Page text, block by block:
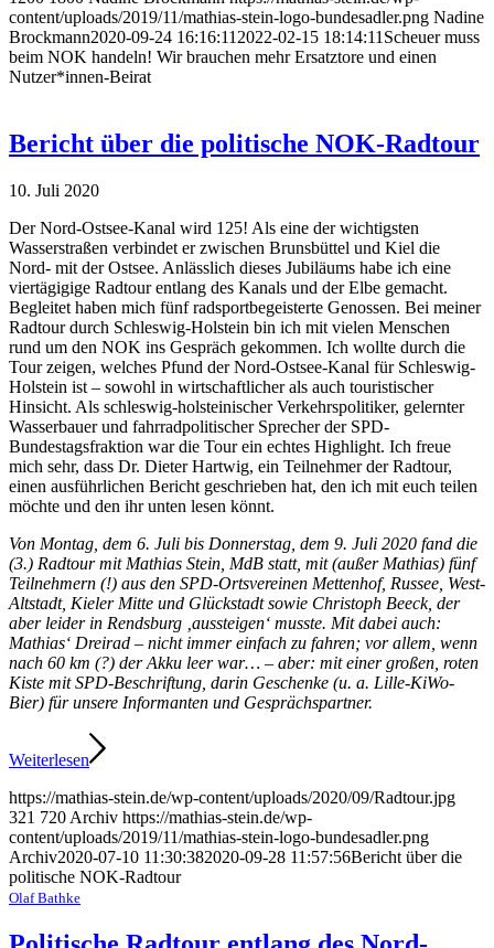
content/uploads/2019/11/mathias-stein-logo-bundesadler.png Nadine
Brockmann2020-09-24 16:16:112022-02-15 18:14:11Scheuer muss
beim NOK handeln! Wir brauchen mehr Ersatztore und einen
Nutzer*innen-Beirat
Bericht über die politische NOK-Radtour
10. Juli 2020
Der Nord-Ostsee-Kanal wird 125! Als eine der wichtigsten
Wasserstraßen verbindet er zwischen Brunsbüttel und Kiel die
Nord- mit der Ostsee. Anlässlich dieses Jubiläums habe ich eine
viertägigige Radtour entlang des Kanals und der Elbe gemacht.
Begleitet haben mich fünf radsportbegeisterte Genossen. Bei meiner
Radtour durch Schleswig-Holstein bin ich mit vielen Menschen
rund um den NOK ins Gespräch gekommen. Ich wollte durch die
Tour zeigen, welches Pfund der Nord-Ostsee-Kanal für Schleswig-
Holstein ist – sowohl in wirtschaftlicher als auch touristischer
Hinsicht. Als schleswig-holsteinischer Verkehrspolitiker, gelernter
Wasserbauer und fahrradpolitischer Sprecher der SPD-
Bundestagsfraktion war die Tour ein echtes Highlight. Ich freue
mich sehr, dass Dr. Dieter Hartwig, ein Teilnehmer der Radtour,
einen ausführlichen Bericht geschrieben hat, den ich mit euch teilen
möchte und den ihr unten lesen könnt.
Von Montag, dem 6. Juli bis Donnerstag, dem 9. Juli 2020 fand die
(3.) Radtour mit Mathias Stein, MdB statt, mit (außer Mathias) fünf
Teilnehmern (!) aus den SPD-Ortsvereinen Mettenhof, Russee, West-
Altstadt, Kieler Mitte und Glückstadt sowie Christoph Beeck, der
aber leider in Rendsburg ‚aussteigen‘ musste. Mit dabei auch:
Mathias‘ Dreirad – nicht immer einfach zu fahren; vor allem, wenn
nach 60 km (?) der Akku leer war… – aber: mit einer großen, roten
Kiste mit SPD-Beschriftung, darin Geschenke (u. a. Lille-KiWo-
Bier) für unsere Informanten und Gesprächspartner.
Weiterlesen
https://mathias-stein.de/wp-content/uploads/2020/09/Radtour.jpg
321 720 Archiv https://mathias-stein.de/wp-
content/uploads/2019/11/mathias-stein-logo-bundesadler.png
Archiv2020-07-10 11:30:382020-09-28 11:57:56Bericht über die
politische NOK-Radtour
Olaf Bathke